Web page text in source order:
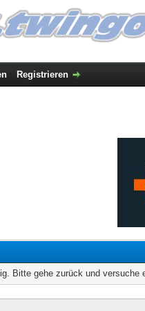
Registrieren
Bitte gehe zurück und versuche